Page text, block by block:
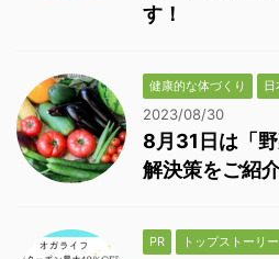
す！
健康的な体づくり
2023/08/30
8月31日は「
解決策をご紹介
PR トップストーリー